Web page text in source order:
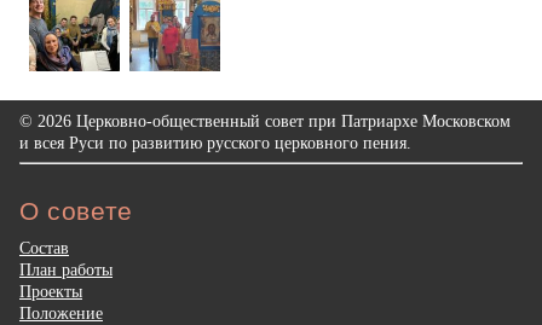
© 2026 Церковно-общественный совет при Патриархе Московском
и всея Руси по развитию русского церковного пения.
О совете
Состав
План работы
Проекты
Положение